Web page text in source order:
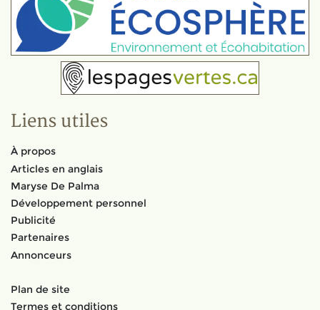
Liens utiles
À propos
Articles en anglais
Maryse De Palma
Développement personnel
Publicité
Partenaires
Annonceurs
Plan de site
Termes et conditions